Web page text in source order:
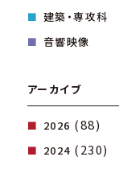
建築・専攻科
音響映像
アーカイブ
2026 (88)
2024 (230)